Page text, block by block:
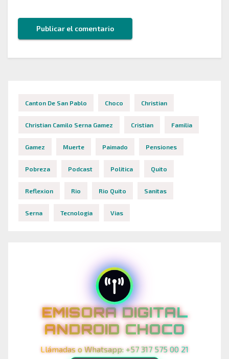
Canton De San Pablo Choco Christian
Christian Camilo Serna Gamez Cristian Familia
Gamez Muerte Paimado Pensiones
Pobreza Podcast Politica Quito
Reflexion Rio Rio Quito Sanitas
Serna Tecnologia Vias
EMISORA DIGITAL
ANDROID CHOCO
Llámadas o Whatsapp: +57 317 575 00 21